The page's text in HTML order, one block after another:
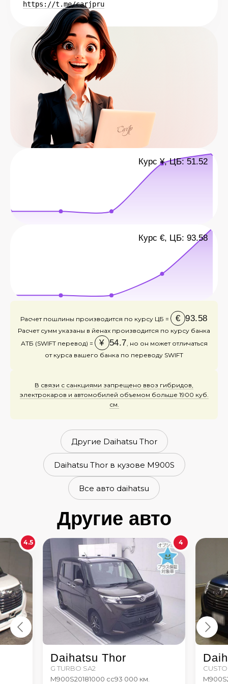
https://t.me/carjpru
Курс ¥, ЦБ: 51.52
Курс €, ЦБ: 93.58
Расчет пошлины производится по курсу ЦБ = € 93.58
Расчет сумм указаны в йенах производится по курсу банка
АТБ (SWIFT перевод) =
¥ 54.7 , но он может отличаться
от курса вашего банка по переводу SWIFT
В связи с санкциями запрещено ввоз гибридов,
электрокаров и автомобилей объемом больше 1900 куб.
см.
Другие Daihatsu Thor
Daihatsu Thor в кузове M900S
Все авто daihatsu
Другие авто
4
Daihatsu Thor
G TURBO SA2
M900S20181000 сс93 000 км.
M900S
4.5